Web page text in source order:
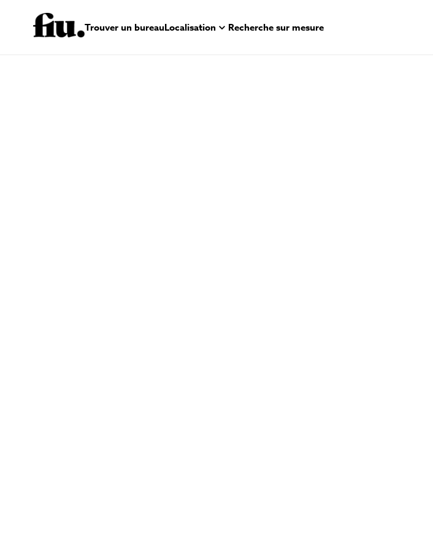
Trouver un bureauLocalisation Recherche sur mesure